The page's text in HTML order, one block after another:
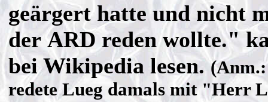
geärgert hatte und nicht
der ARD reden wollte."
bei Wikipedia lesen.
redete Lueg damals mit "Herr